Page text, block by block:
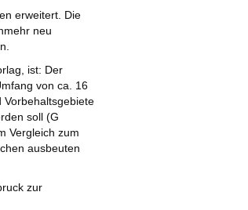
erweitert. Die
neu
ist: Der
von ca. 16
soll (G
Vergleich zum
ausbeuten
zur